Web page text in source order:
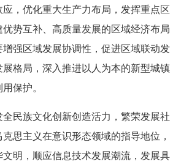
，优化重大生产力布局，发挥重点区
势互补、高质量发展的区域经济布局
强区域发展协调性，促进区域联动发
展格局，深入推进以人为本的新型城镇
保护。
民族文化创新创造活力，繁荣发展社
思主义在意识形态领域的指导地位，
明，顺应信息技术发展潮流，发展具